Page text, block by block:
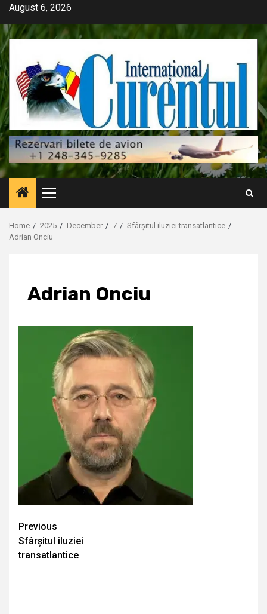
Skip
content
August 6, 2026
Primary
Menu
Home 2025 December 7
Sfârșitul iluziei transatlantice
Adrian Onciu
Adrian Onciu
Continue
Reading
Previous
Sfârșitul iluziei
transatlantice